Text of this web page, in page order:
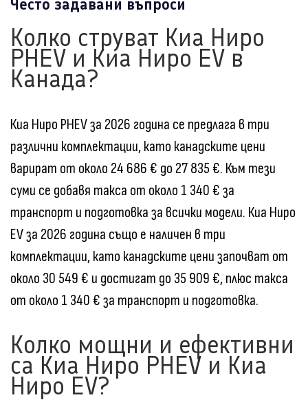
Често задавани въпроси
Колко струват Киа Ниро
PHEV и Киа Ниро EV в
Канада?
Киа Ниро PHEV за 2026 година се предлага в три
различни комплектации, като канадските цени
варират от около 24 686 € до 27 835 €. Към тези
суми се добавя такса от около 1 340 € за
транспорт и подготовка за всички модели. Киа Ниро
EV за 2026 година също е наличен в три
комплектации, като канадските цени започват от
около 30 549 € и достигат до 35 909 €, плюс такса
от около 1 340 € за транспорт и подготовка.
Колко мощни и ефективни
са Киа Ниро PHEV и Киа
Ниро EV?